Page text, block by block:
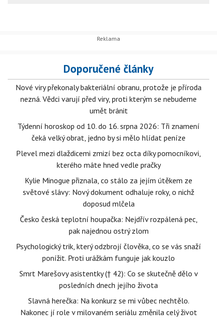
Doporučené články
Nové viry překonaly bakteriální obranu, protože je příroda
nezná. Vědci varují před viry, proti kterým se nebudeme
umět bránit
Týdenní horoskop od 10. do 16. srpna 2026: Tři znamení
čeká velký obrat, jedno by si mělo hlídat peníze
Plevel mezi dlaždicemi zmizí bez octa díky pomocníkovi,
kterého máte hned vedle pračky
Kylie Minogue přiznala, co stálo za jejím útěkem ze
světové slávy: Nový dokument odhaluje roky, o nichž
doposud mlčela
Česko česká teplotní houpačka: Nejdřív rozpálená pec,
pak najednou ostrý zlom
Psychologický trik, který odzbrojí člověka, co se vás snaží
ponížit. Proti urážkám funguje jak kouzlo
Smrt Marešovy asistentky († 42): Co se skutečně dělo v
posledních dnech jejího života
Slavná herečka: Na konkurz se mi vůbec nechtělo.
Nakonec jí role v milovaném seriálu změnila celý život